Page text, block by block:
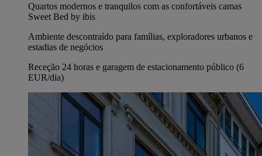
Quartos modernos e tranquilos com as confortáveis camas
Sweet Bed by ibis
Ambiente descontraído para famílias, exploradores urbanos e
estadias de negócios
Receção 24 horas e garagem de estacionamento público (6
EUR/dia)